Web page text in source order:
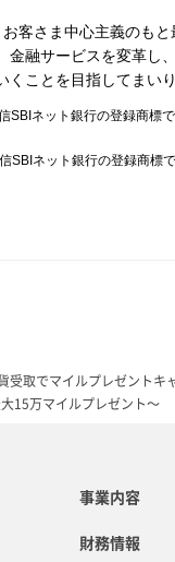
客さま中心主義のもと
金融サービスを変革し
くことを目指してまいり
SBIネット銀行の登録商標
SBIネット銀行の登録商標
受取でマイルプレゼントキ
15万マイルプレゼント～
事業内容
財務情報